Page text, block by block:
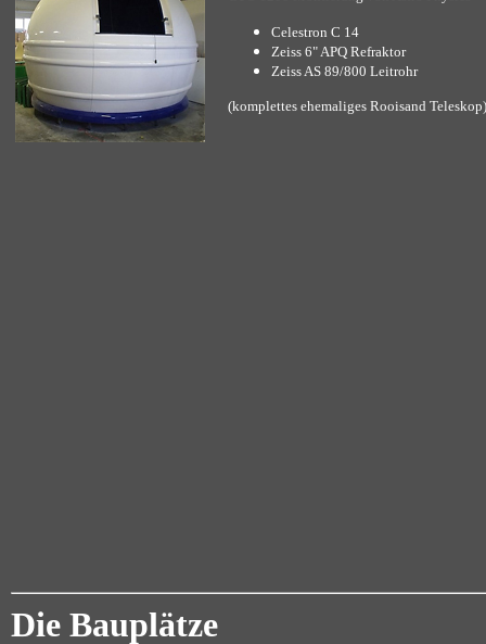
Celestron C 14
Zeiss 6" APQ Refraktor
Zeiss AS 89/800 Leitrohr
(komplettes ehemaliges Rooisand Teleskop)
Die Bauplätze